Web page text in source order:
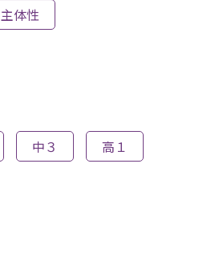
主体性
中３
高１